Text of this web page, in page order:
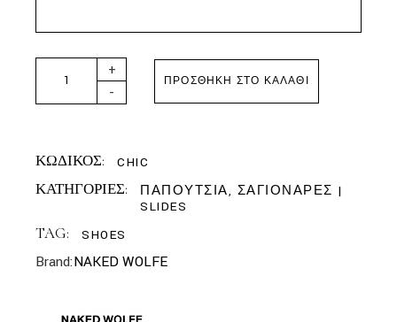
NAKED WOLFE- CHIC BLACK SLIDES quantity
-
+
ΠΡΟΣΘΉΚΗ ΣΤΟ ΚΑΛΆΘΙ
ΚΩΔΙΚΟΣ: CHIC
ΚΑΤΗΓΟΡΙΕΣ: ΠΑΠΟΥΤΣΙΑ, ΣΑΓΙΟΝΑΡΕΣ |
SLIDES
TAG: SHOES
Brand:NAKED WOLFE